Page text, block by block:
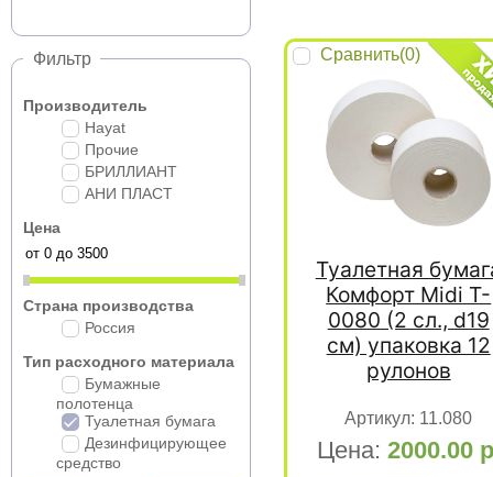
Фильтр
Производитель
Hayat
Прочие
БРИЛЛИАНТ
АНИ ПЛАСТ
Цена
Страна производства
Россия
Тип расходного материала
Бумажные
полотенца
Туалетная бумага
Дезинфицирующее
средство
Сравнить(0)
Туалетная
Комфорт Midi T-
0080 (2 сл., d19
см) упаковка 12
рулонов
Артикул: 11.080
Цена: 2000.00